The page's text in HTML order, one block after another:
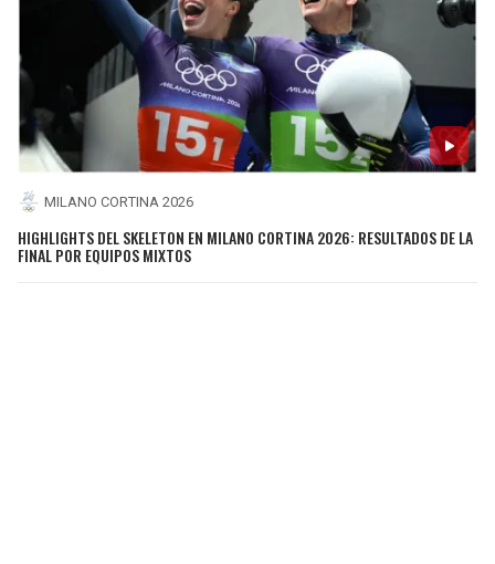
MILANO CORTINA 2026
HIGHLIGHTS DEL SKELETON EN MILANO CORTINA 2026: RESULTADOS DE LA
FINAL POR EQUIPOS MIXTOS